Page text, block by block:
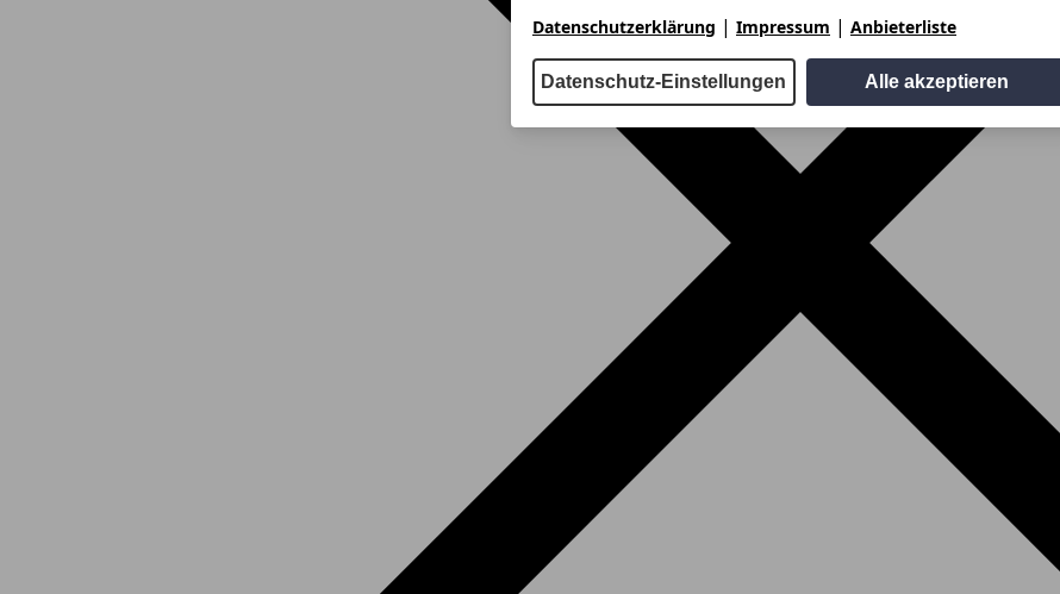
Datenschutzerklärung | Impressum | Anbieterliste
Datenschutz-Einstellungen Alle akzeptieren